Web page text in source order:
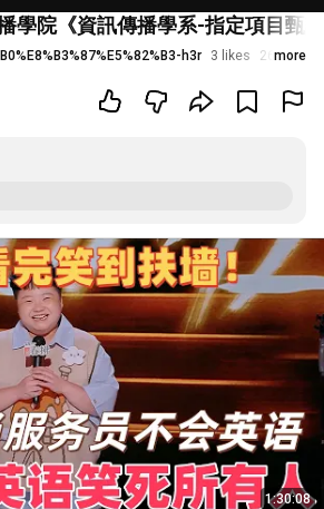
學院《資訊傳播學系-指定項目甄
h3r 3 likes 269 views
more
1:30:08